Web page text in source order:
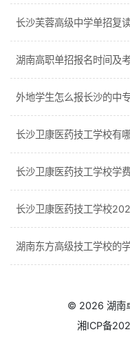
长沙芙蓉高级中学单招复
湖南高职单招报名时间及
外地学生怎么报长沙的中
长沙卫康医药技工学校有
长沙卫康医药技工学校学
长沙卫康医药技工学校
湖南东方高级技工学校的
© 2026 湖南
湘ICP备